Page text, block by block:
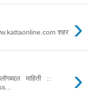
›
शहर
›
माहिती ::